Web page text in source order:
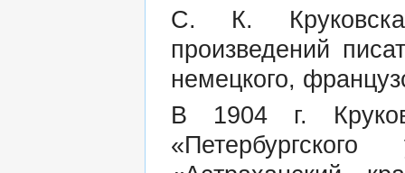
С. К.
произведений
немецкого,
В 1904 г.